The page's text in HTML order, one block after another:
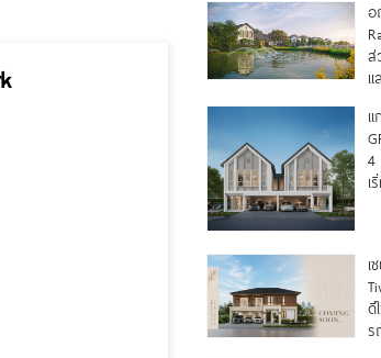
รีวิว บ้านกลางเมื
AP เอพี
อ
ส่
แ
แ
4
เ
เ
ดี
ร